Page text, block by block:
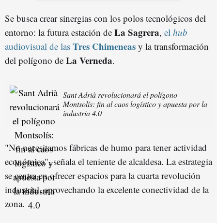
Se busca crear sinergias con los polos tecnológicos del
entorno: la futura estación de La Sagrera, el hub
audiovisual de las Tres Chimeneas y la transformación
del polígono de La Verneda.
Sant Adrià revolucionará el polígono
Montsolís: fin al caos logístico y apuesta por la
industria 4.0
"No necesitamos fábricas de humo para tener actividad
económica", señala el teniente de alcaldesa. La estrategia
se centra en ofrecer espacios para la cuarta revolución
industrial, aprovechando la excelente conectividad de la
zona.